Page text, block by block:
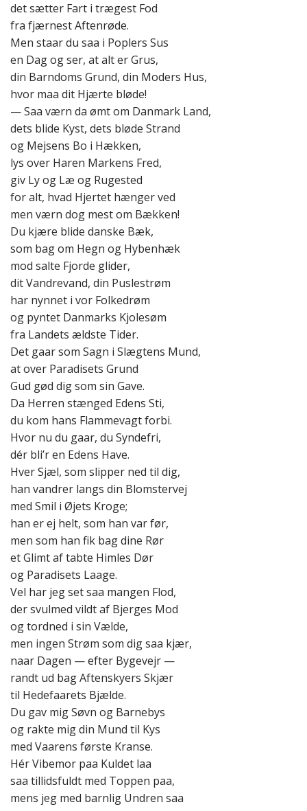
det sætter Fart i trægest Fod
fra fjærnest Aftenrøde.
Men staar du saa i Poplers Sus
en Dag og ser, at alt er Grus,
din Barndoms Grund, din Moders Hus,
hvor maa dit Hjærte bløde!
— Saa værn da ømt om Danmark Land,
dets blide Kyst, dets bløde Strand
og Mejsens Bo i Hækken,
lys over Haren Markens Fred,
giv Ly og Læ og Rugested
for alt, hvad Hjertet hænger ved
men værn dog mest om Bækken!
Du kjære blide danske Bæk,
som bag om Hegn og Hybenhæk
mod salte Fjorde glider,
dit Vandrevand, din Puslestrøm
har nynnet i vor Folkedrøm
og pyntet Danmarks Kjolesøm
fra Landets ældste Tider.
Det gaar som Sagn i Slægtens Mund,
at over Paradisets Grund
Gud gød dig som sin Gave.
Da Herren stænged Edens Sti,
du kom hans Flammevagt forbi.
Hvor nu du gaar, du Syndefri,
dér bli’r en Edens Have.
Hver Sjæl, som slipper ned til dig,
han vandrer langs din Blomstervej
med Smil i Øjets Kroge;
han er ej helt, som han var før,
men som han fik bag dine Rør
et Glimt af tabte Himles Dør
og Paradisets Laage.
Vel har jeg set saa mangen Flod,
der svulmed vildt af Bjerges Mod
og tordned i sin Vælde,
men ingen Strøm som dig saa kjær,
naar Dagen — efter Bygevejr —
randt ud bag Aftenskyers Skjær
til Hedefaarets Bjælde.
Du gav mig Søvn og Barnebys
og rakte mig din Mund til Kys
med Vaarens første Kranse.
Hér Vibemor paa Kuldet laa
saa tillidsfuldt med Toppen paa,
mens jeg med barnlig Undren saa